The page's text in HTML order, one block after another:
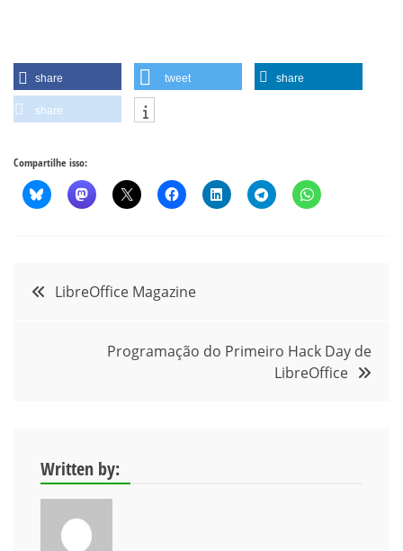
share tweet share
share
Compartilhe isso:
Navegação
LibreOffice Magazine
Programação do Primeiro Hack Day de
LibreOffice
Written by: